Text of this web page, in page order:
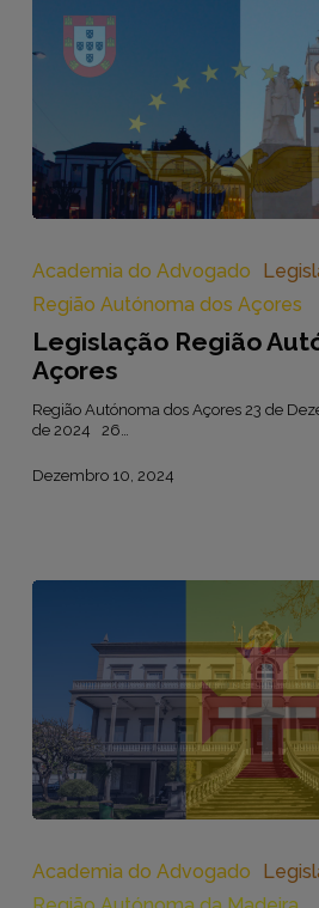
Autónoma
Açores
Academia do Advogado
Região Autónoma dos Açores
Legislação Região
Açores
Região Autónoma dos Açores 23 de
de 2024 26…
Dezembro 10, 2024
Autónoma
Academia do Advogado